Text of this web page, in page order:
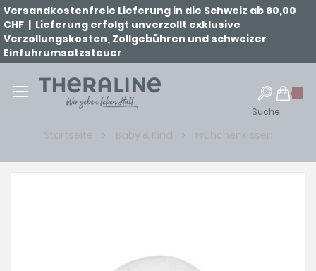
Versandkostenfreie Lieferung in die Schweiz ab 60,00
CHF | Lieferung erfolgt unverzollt exklusive
Verzollungskosten, Zollgebühren und schweizer
Einfuhrumsatzsteuer
Suche
Startseite Baby & Kind Frühchenkissen